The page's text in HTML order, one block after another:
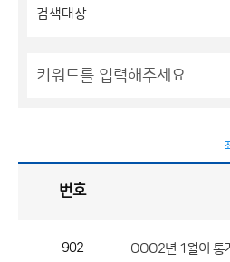
번호
902 OOO2년 1월이 통